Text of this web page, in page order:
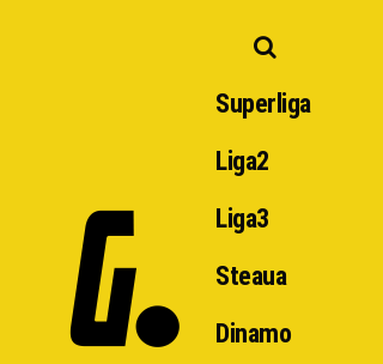
Superliga
Liga2
Liga3
Steaua
Dinamo